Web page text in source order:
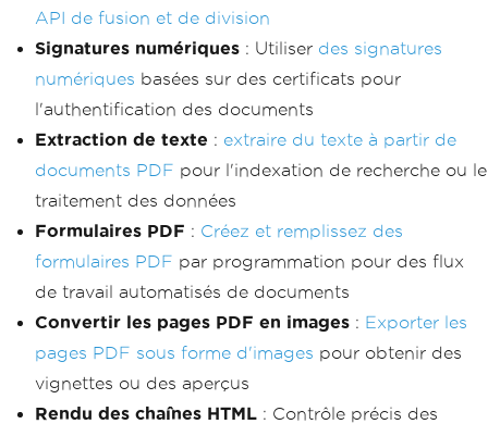
API de fusion et de division
Signatures numériques : Utiliser des signatures
numériques basées sur des certificats pour
l'authentification des documents
Extraction de texte : extraire du texte à partir de
documents PDF pour l'indexation de recherche ou le
traitement des données
Formulaires PDF : Créez et remplissez des
formulaires PDF par programmation pour des flux
de travail automatisés de documents
Convertir les pages PDF en images : Exporter les
pages PDF sous forme d'images pour obtenir des
vignettes ou des aperçus
Rendu des chaînes HTML : Contrôle précis des